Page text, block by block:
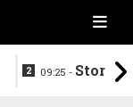
09:25 -